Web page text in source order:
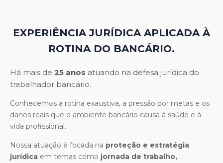
EXPERIÊNCIA JURÍDICA APLICADA À
ROTINA DO BANCÁRIO.
Há mais de 25 anos atuando na defesa jurídica do
trabalhador bancário.
Conhecemos a rotina exaustiva, a pressão por metas e os
danos reais que o ambiente bancário causa à saúde e à
vida profissional.
Nossa atuação é focada na proteção e estratégia
jurídica em temas como jornada de trabalho,